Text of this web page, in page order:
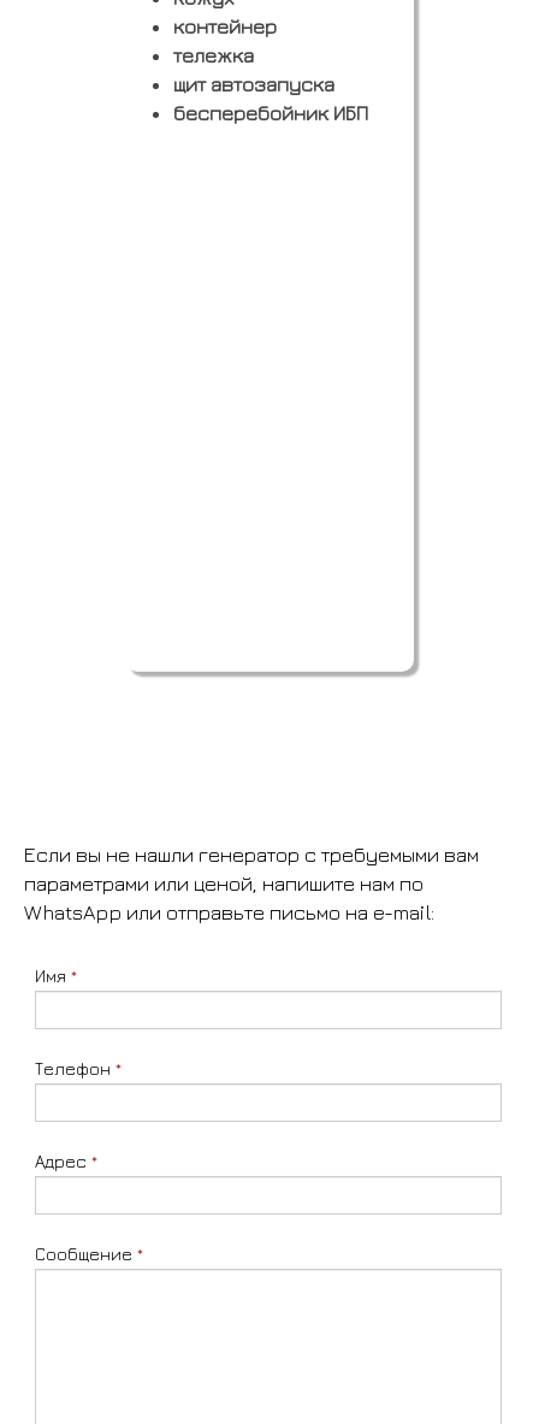
контейнер
тележка
щит автозапуска
бесперебойник ИБП
Если вы не нашли генератор с требуемыми вам
параметрами или ценой, напишите нам по
WhatsApp или отправьте письмо на e-mail:
Имя *
Телефон *
Адрес *
Сообщение *